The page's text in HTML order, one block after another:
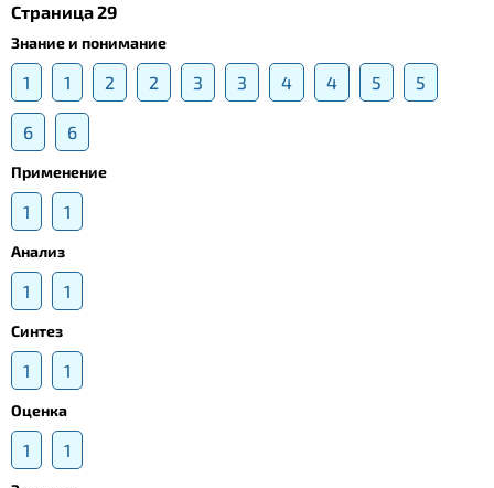
Страница 29
Знание и понимание
1 1 2 2 3 3 4 4 5 5
6 6
Применение
1 1
Анализ
1 1
Синтез
1 1
Оценка
1 1